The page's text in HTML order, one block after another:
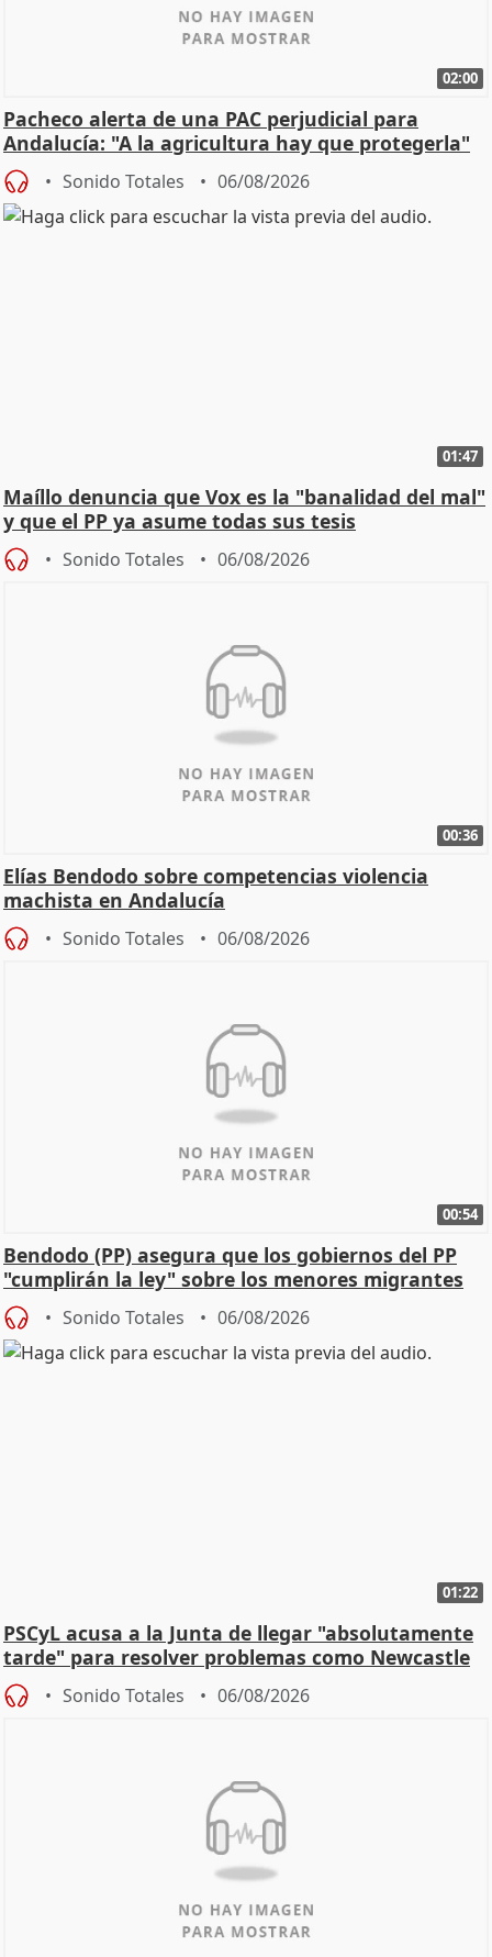
02:00
Pacheco alerta de una PAC perjudicial para
Andalucía: "A la agricultura hay que protegerla"
Sonido Totales 06/08/2026
01:47
Maíllo denuncia que Vox es la "banalidad del mal"
y que el PP ya asume todas sus tesis
Sonido Totales 06/08/2026
00:36
Elías Bendodo sobre competencias violencia
machista en Andalucía
Sonido Totales 06/08/2026
00:54
Bendodo (PP) asegura que los gobiernos del PP
"cumplirán la ley" sobre los menores migrantes
Sonido Totales 06/08/2026
01:22
PSCyL acusa a la Junta de llegar "absolutamente
tarde" para resolver problemas como Newcastle
Sonido Totales 06/08/2026